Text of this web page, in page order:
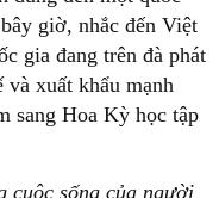
giờ, nhắc đến Việt
gia đang trên đà phát
xuất khẩu mạnh
sang Hoa Kỳ học tập
cuộc sống của người